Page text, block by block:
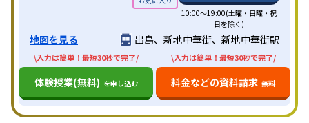
10:00～19:00(土曜・日曜・祝
日を除く)
地図を見る 出島、新地中華街、新地中華街駅
\入力は簡単！最短30秒で完了/
体験授業(無料) を申し込む
\入力は簡単！最短30秒で完了/
料金などの資料請求 無料